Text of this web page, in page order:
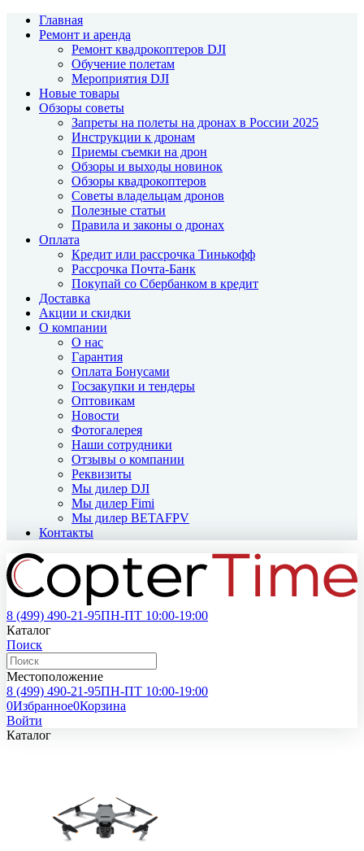
Главная
Ремонт и аренда
Ремонт квадрокоптеров DJI
Обучение полетам
Мероприятия DJI
Новые товары
Обзоры советы
Запреты на полеты на дронах в России 2025
Инструкции к дронам
Приемы съемки на дрон
Обзоры и выходы новинок
Обзоры квадрокоптеров
Советы владельцам дронов
Полезные статьи
Правила и законы о дронах
Оплата
Кредит или рассрочка Тинькофф
Рассрочка Почта-Банк
Покупай со Сбербанком в кредит
Доставка
Акции и скидки
О компании
О нас
Гарантия
Оплата Бонусами
Госзакупки и тендеры
Оптовикам
Новости
Фотогалерея
Наши сотрудники
Отзывы о компании
Реквизиты
Мы дилер DJI
Мы дилер Fimi
Мы дилер BETAFPV
Контакты
8 (499) 490-21-95ПН-ПТ 10:00-19:00
Каталог
Поиск
Местоположение
8 (499) 490-21-95ПН-ПТ 10:00-19:00
0Избранное0Корзина
Войти
Каталог